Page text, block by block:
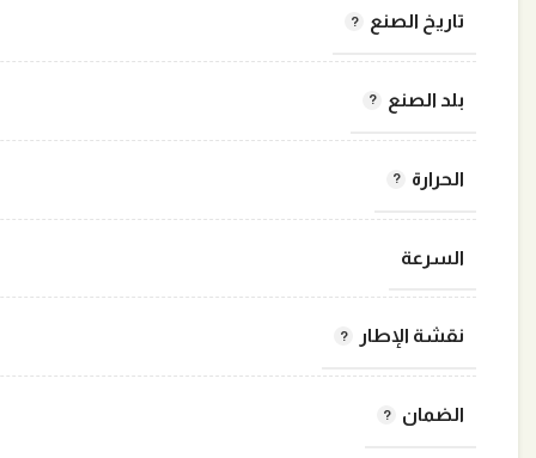
تاريخ الصنع
بلد الصنع
الحرارة
السرعة
نقشة الإطار
الضمان